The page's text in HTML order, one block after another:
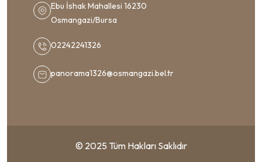
Ebu İshak Mahallesi 16230
Osmangazi/Bursa
02242241326
panorama1326@osmangazi.bel.tr
© 2025 Tüm Hakları Saklıdır